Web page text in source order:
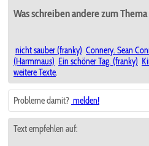
Was schreiben andere zum
nicht sauber (franky) Connery. Sean
(Harmmaus) Ein schöner Tag. (franky)
weitere Texte.
Probleme damit? melden!
Text empfehlen auf: